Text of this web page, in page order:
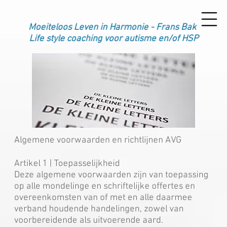
Moeiteloos Leven in Harmonie -Frans Bak
Life style coaching voor autisme en/of HSP
Algemene voorwaarden en richtlijnen AVG
Artikel 1 | Toepasselijkheid
Deze algemene voorwaarden zijn van toepassing
op alle mondelinge en schriftelijke offertes en
overeenkomsten van of met en alle daarmee
verband houdende handelingen, zowel van
voorbereidende als uitvoerende aard.